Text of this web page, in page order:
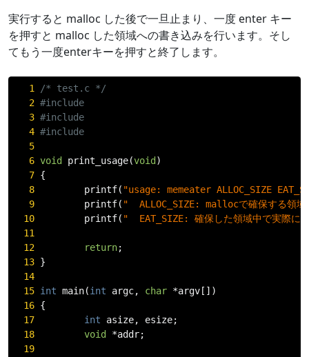
実行すると malloc した後で一旦止まり、一度 enter キー
を押すと malloc した領域への書き込みを行います。そし
てもう一度enterキーを押すと終了します。
1
/* test.c */
2 #include
3 #include
4 #include
5
6 void print_usage(void )
7 {
8
         printf
( "usage: memeater ALLOC_SIZE
9
         printf
( "  ALLOC_SIZE: mallocで確保する領
10
         printf
( "  EAT_SIZE: 確保した領域中で実際に
11
12
return;
13 }
14
15 int main(int argc, char *argv [])
16 {
17
int asize, esize;
18
void *addr;
19